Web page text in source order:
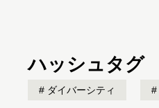
ハッシュタグ
ダイバーシティ